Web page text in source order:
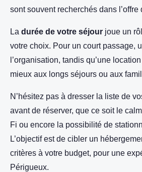
sont souvent recherchés dans l’offre
La durée de votre séjour joue un
votre choix. Pour un court passage,
l’organisation, tandis qu’une
mieux aux longs séjours ou aux
N’hésitez pas à dresser la liste de
avant de réserver, que ce soit le
Fi ou encore la possibilité de
L’objectif est de cibler un
critères à votre budget, pour une
Périgueux.